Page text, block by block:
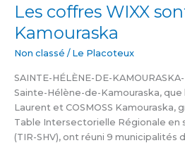
Les coffres WIXX
Kamouraska
Non classé / Le Placoteux
SAINTE-HÉLÈNE-DE-
Sainte-Hélène-de-Kamouraska, que
Laurent et COSMOSS Kamouraska,
Table Intersectorielle Régionale en
(TIR-SHV), ont réuni 9 municipalités
Les
WIXX
sont
au
Kamouraska